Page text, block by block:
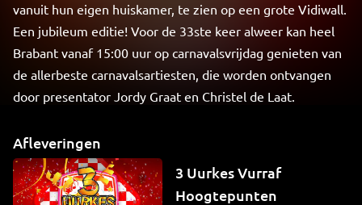
vanuit hun eigen huiskamer, te zien op een grote Vidiwall.
Een jubileum editie! Voor de 33ste keer alweer kan heel
Brabant vanaf 15:00 uur op carnavalsvrijdag genieten van
de allerbeste carnavalsartiesten, die worden ontvangen
door presentator Jordy Graat en Christel de Laat.
Afleveringen
3 Uurkes Vurraf
Hoogtepunten